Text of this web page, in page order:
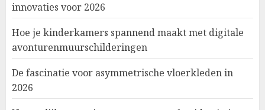
innovaties voor 2026
Hoe je kinderkamers spannend maakt met digitale
avonturenmuurschilderingen
De fascinatie voor asymmetrische vloerkleden in
2026